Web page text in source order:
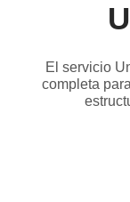
El servicio
completa